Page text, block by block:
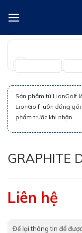
content
Sản phẩm từ LionGolf
LionGolf luôn đóng gói
phẩm trước khi nhận.
GRAPHITE
Liên hệ
Để lại thông tin để